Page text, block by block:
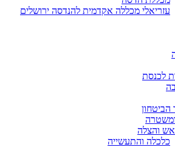
עזריאלי מכללה אקדמית להנדסה ירושלים
לכנסת
ומשטרה
אש והצלה
כלכלה והתעשייה